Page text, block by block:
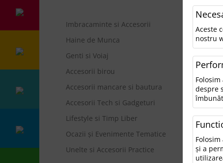
0
•
•
•
Imbracaminte si Accesorii
Haine de Munca
Genti si Voiaj
Accesorii birou
Accesorii mancare si bautura
Accesorii Tech si Gadgeturi
Lifestyle si Timp Liber
Ocazii și Evenimente Tematice
Unelte si Accesorii Practice
Aceste
nostru
despre
și a